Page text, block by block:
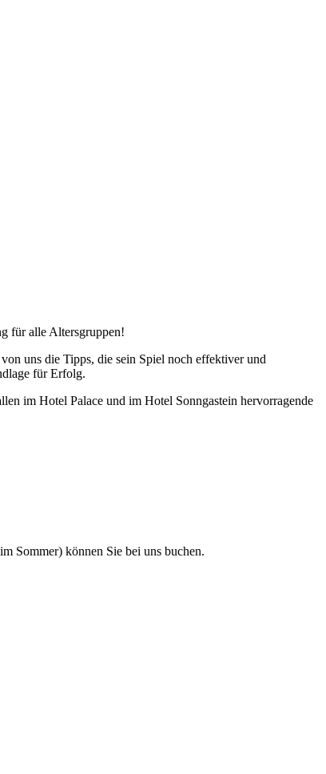
für alle Altersgruppen!
uns die Tipps, die sein Spiel noch effektiver und
für Erfolg.
im Hotel Palace und im Hotel Sonngastein hervorragende
Sommer) können Sie bei uns buchen.